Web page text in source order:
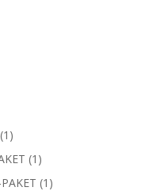
1 1
Produkt
1 1
Produkt
1 1